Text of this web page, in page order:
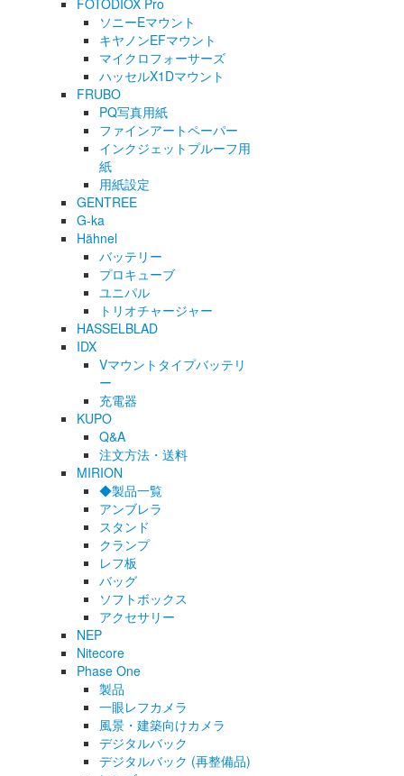
FOTODIOX Pro
ソニーEマウント
キヤノンEFマウント
マイクロフォーサーズ
ハッセルX1Dマウント
FRUBO
PQ写真用紙
ファインアートペーパー
インクジェットプルーフ用
紙
用紙設定
GENTREE
G-ka
Hähnel
バッテリー
プロキューブ
ユニパル
トリオチャージャー
HASSELBLAD
IDX
Vマウントタイプバッテリ
ー
充電器
KUPO
Q&A
注文方法・送料
MIRION
◆製品一覧
アンブレラ
スタンド
クランプ
レフ板
バッグ
ソフトボックス
アクセサリー
NEP
Nitecore
Phase One
製品
一眼レフカメラ
風景・建築向けカメラ
デジタルバック
デジタルバック (再整備品)